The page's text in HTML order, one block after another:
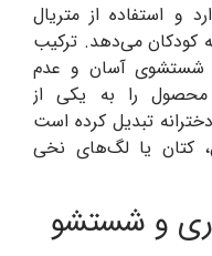
و استفاده از متریال
کودکان می‌دهد. ترکیب
شستشوی آسان و عدم
را به یکی از
تبدیل کرده است
کتان یا لگ‌های نخی
و شستشو